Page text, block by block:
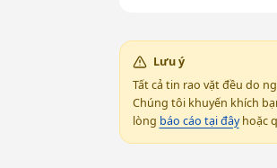
Lưu ý
Tất cả tin rao vặt đều do
Chúng tôi khuyến khích
lòng báo cáo tại đâyhoặc